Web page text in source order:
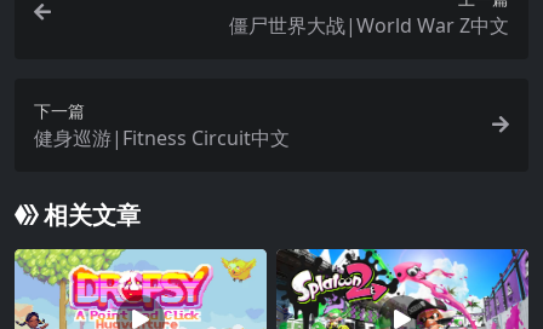
僵尸世界大战|World War Z中文
下一篇
健身巡游|Fitness Circuit中文
相关文章